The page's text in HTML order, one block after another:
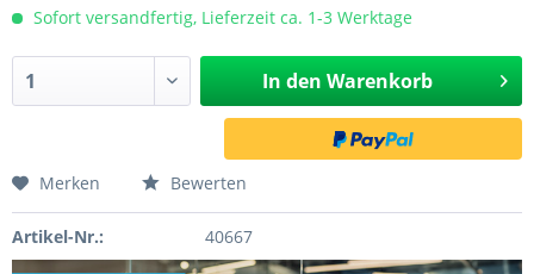
Sofort versandfertig, Lieferzeit ca. 1-3 Werktage
In den Warenkorb
Merken Bewerten
Artikel-Nr.: 40667